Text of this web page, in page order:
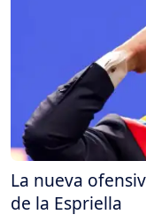
La nueva
de la Espriella